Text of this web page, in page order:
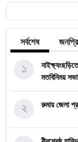
সর্বশেষ
মতবিনিময়
১
রুমায় জেলা
২